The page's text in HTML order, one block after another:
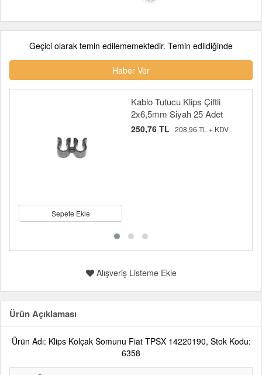
Geçici olarak temin edilememektedir. Temin edildiğinde
Haber Ver
Sepete Ekle
Kablo Tutucu Klips Çiftli
2x6,5mm Siyah 25 Adet
250,76 TL 208,96 TL + KDV
Alışveriş Listeme Ekle
Ürün Açıklaması
Ürün Adı: Klips Kolçak Somunu Fiat TPSX 14220190, Stok Kodu:
6358